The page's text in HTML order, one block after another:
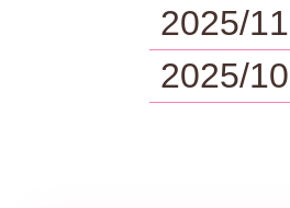
2025/11
2025/10